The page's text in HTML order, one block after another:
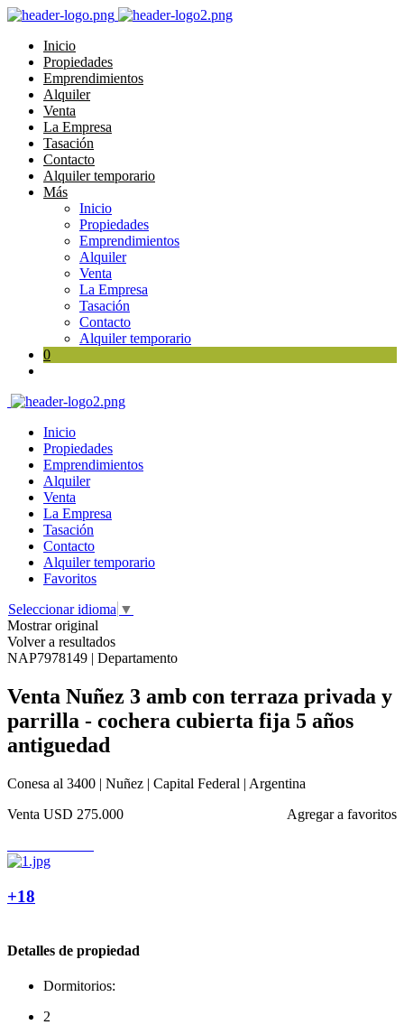
Inicio
Propiedades
Emprendimientos
Alquiler
Venta
La Empresa
Tasación
Contacto
Alquiler temporario
Más
Inicio
Propiedades
Emprendimientos
Alquiler
Venta
La Empresa
Tasación
Contacto
Alquiler temporario
0
Inicio
Propiedades
Emprendimientos
Alquiler
Venta
La Empresa
Tasación
Contacto
Alquiler temporario
Favoritos
Seleccionar idioma ▼
Mostrar original
Volver a resultados
NAP7978149 | Departamento
Venta Nuñez 3 amb con terraza privada y
parrilla - cochera cubierta fija 5 años
antiguedad
Conesa al 3400 | Nuñez | Capital Federal | Argentina
Agregar a favoritos
Venta USD 275.000
+18
Detalles de propiedad
Dormitorios:
2